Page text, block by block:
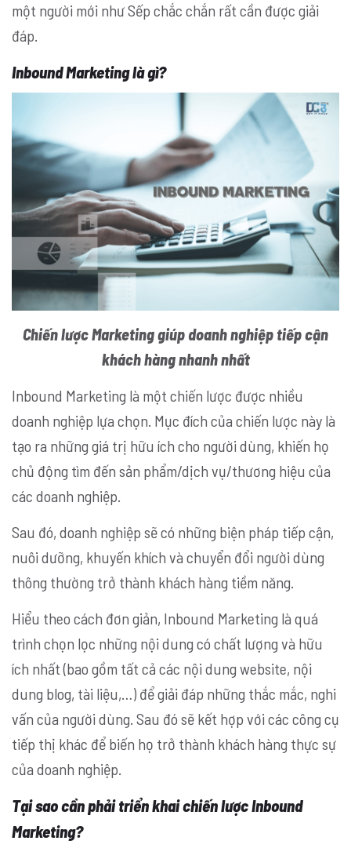
một người mới như Sếp chắc chắn rất cần được giải
đáp.
Inbound Marketing là gì?
Chiến lược Marketing giúp doanh nghiệp tiếp cận
khách hàng nhanh nhất
Inbound Marketing là một chiến lược được nhiều
doanh nghiệp lựa chọn. Mục đích của chiến lược này là
tạo ra những giá trị hữu ích cho người dùng, khiến họ
chủ động tìm đến sản phẩm/dịch vụ/thương hiệu của
các doanh nghiệp.
Sau đó, doanh nghiệp sẽ có những biện pháp tiếp cận,
nuôi dưỡng, khuyến khích và chuyển đổi người dùng
thông thường trở thành khách hàng tiềm năng.
Hiểu theo cách đơn giản, Inbound Marketing là quá
trình chọn lọc những nội dung có chất lượng và hữu
ích nhất (bao gồm tất cả các nội dung website, nội
dung blog, tài liệu,…) để giải đáp những thắc mắc, nghi
vấn của người dùng. Sau đó sẽ kết hợp với các công cụ
tiếp thị khác để biến họ trở thành khách hàng thực sự
của doanh nghiệp.
Tại sao cần phải triển khai chiến lược Inbound
Marketing?